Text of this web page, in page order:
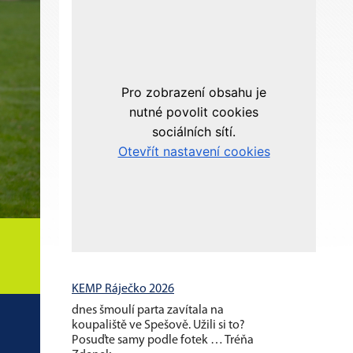
KEMP Ráječko 2026
dnes šmoulí parta zavítala na
koupaliště ve Spešově. Užili si to?
Posuďte samy podle fotek … Tréňa